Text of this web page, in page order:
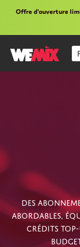
Offre d'ouverture
DES
ABORDABLES,
CRÉDITS